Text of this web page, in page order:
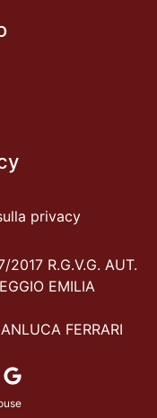
privacy
2017 R.G.V.G. AUT.
EMILIA
FERRARI